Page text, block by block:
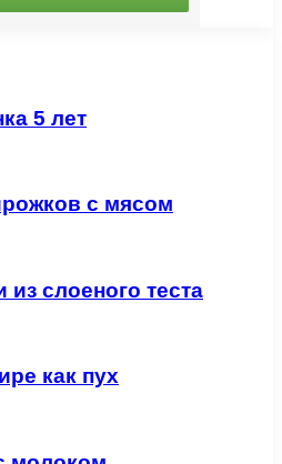
5 лет
с мясом
слоеного теста
как пух